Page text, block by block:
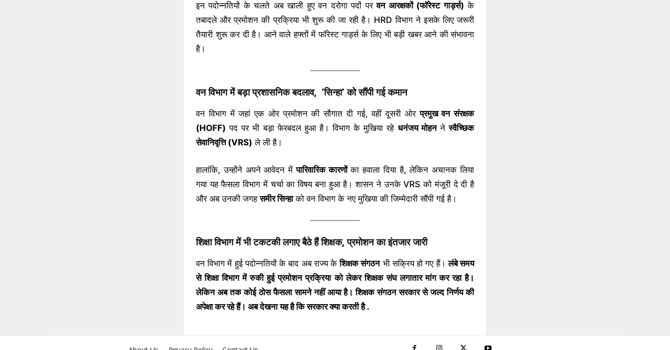
इन पदोन्नतियों के चलते अब खाली हुए वन दरोगा पदों परवन आरक्षकों (फॉरेस्ट गार्ड्स) के
तबादले और प्रमोशन की प्रक्रिया भी शुरू की जा रही है। HRD विभाग ने इसके लिए जरूरी
तैयारी शुरू कर दी है। आने वाले हफ्तों में फॉरेस्ट गार्ड्स के लिए भी बड़ी खबर आने की संभावना
है।
वन विभाग में बड़ा प्रशासनिक बदलाव, ‘सिन्हा’ को सौंपी गई कमान
वन विभाग में जहां एक ओर प्रमोशन की सौगात दी गई, वहीं दूसरी ओरप्रमुख वन संरक्षक
(HOFF) पद पर भी बड़ा फेरबदल हुआ है। विभाग के मुखिया रहे धनंजय मोहननेस्वैच्छिक
सेवानिवृत्ति (VRS) ले ली है।
हालांकि, उन्होंने अपने आवेदन मेंपारिवारिक कारणोंका हवाला दिया है, लेकिन अचानक लिया
गया यह फैसला विभाग में चर्चा का विषय बना हुआ है। शासन ने उनके VRS को मंजूरी दे दी है
और अब उनकी जगहसमीर सिन्हाको वन विभाग के नए मुखिया की जिम्मेदारी सौंपी गई है।
शिक्षा विभाग में भी टकटकी लगाए बैठे हैं शिक्षक,प्रमोशन का इंतजार जारी
वन विभाग में हुई पदोन्नतियों के बाद अब राज्य केशिक्षक संगठनभी सक्रिय हो गए हैं।लंबे समय
से शिक्षा विभाग में रुकी हुई प्रमोशन प्रक्रिया को लेकर शिक्षक संघ लगातार मांग कर रहा है।
लेकिन अब तक कोई ठोस फैसला सामने नहीं आया है। शिक्षक संगठन सरकार से जल्द निर्णय की
अपेक्षा कर रहे हैं। अब देखना यह है कि सरकार क्या करती है .